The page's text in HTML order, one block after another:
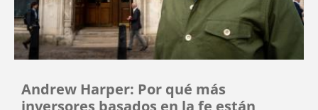
Andrew Harper: Por qué más
inversores basados en la fe están